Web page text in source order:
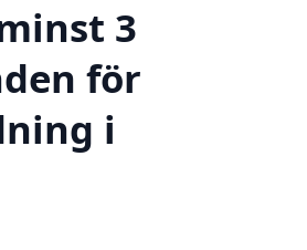
3
för
i